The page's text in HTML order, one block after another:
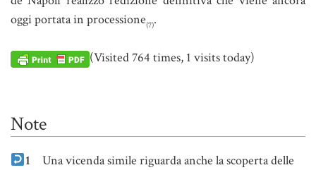
oggi portata in processione(7).
(Visited 764 times, 1 visits today)
Note
1
Una vicenda simile riguarda anche la scoperta delle